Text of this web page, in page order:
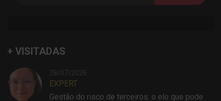
+ VISITADAS
28/07/2026
EXPERT
Gestão do risco de terceiros: o elo que pode